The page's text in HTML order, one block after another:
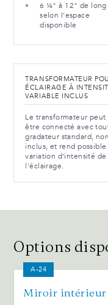
6 ¼" à 12" de long
selon l'espace
disponible
TRANSFORMATEUR
ÉCLAIRAGE À
VARIABLE INCLUS
Le transformateur peut
être connecté avec
gradateur standard, non
inclus, et rend possible
variation d'intensité de
l'éclairage.
Options
A-24
Miroir intérieur